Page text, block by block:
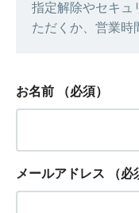
指定解除やセキュ
ただくか、営業時
お名前 （必須）
メールアドレス （必